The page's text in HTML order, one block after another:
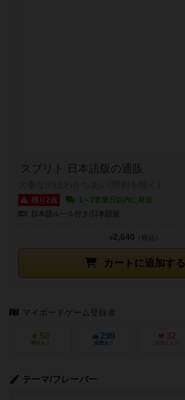
スプリト 日本語版の通販
残り2点
1～2営業日以内に発送
カートに追加する
¥2,640 （税込）
マイボードゲーム登録者
50
興味あり
299
経験あり
32
お気に入り
テーマ/フレーバー